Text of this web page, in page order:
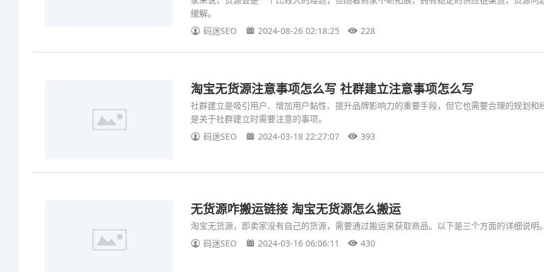
缓解。
码迷SEO
2024-08-26 02:18:25 228
淘宝无货源注意事项怎么写 社群建立注意事项怎么写
社群建立是吸引用户、增加用户黏性、提升品牌影响力的重要手段，但它也需要合理的规划和
是关于社群建立时需要注意的事项。
码迷SEO
2024-03-18 22:27:07 393
无货源咋搬运链接 淘宝无货源怎么搬运
淘宝无货源，即卖家没有自己的货源，需要通过搬运来获取商品。以下是三个方面的详细说明。
码迷SEO
2024-03-16 06:06:11 430